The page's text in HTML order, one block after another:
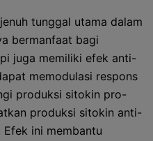
tunggal utama dalam
bermanfaat bagi
juga memiliki efek anti-
memodulasi respons
produksi sitokin pro-
produksi sitokin anti-
Efek ini membantu